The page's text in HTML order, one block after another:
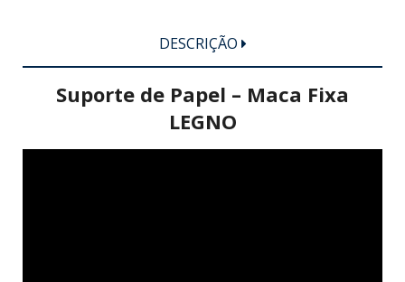
DESCRIÇÃO
Suporte de Papel – Maca Fixa
LEGNO